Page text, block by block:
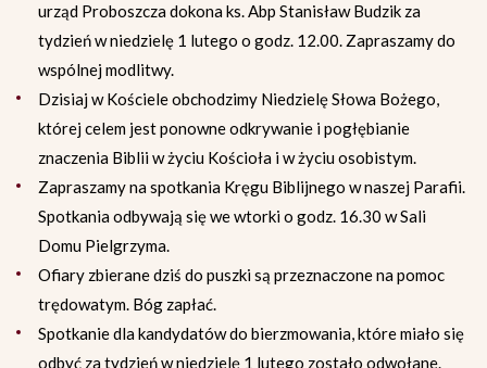
urząd Proboszcza dokona ks. Abp Stanisław Budzik za
tydzień w niedzielę 1 lutego o godz. 12.00. Zapraszamy do
wspólnej modlitwy.
Dzisiaj w Kościele obchodzimy Niedzielę Słowa Bożego,
której celem jest ponowne odkrywanie i pogłębianie
znaczenia Biblii w życiu Kościoła i w życiu osobistym.
Zapraszamy na spotkania Kręgu Biblijnego w naszej Parafii.
Spotkania odbywają się we wtorki o godz. 16.30 w Sali
Domu Pielgrzyma.
Ofiary zbierane dziś do puszki są przeznaczone na pomoc
trędowatym. Bóg zapłać.
Spotkanie dla kandydatów do bierzmowania, które miało się
odbyć za tydzień w niedzielę 1 lutego zostało odwołane.